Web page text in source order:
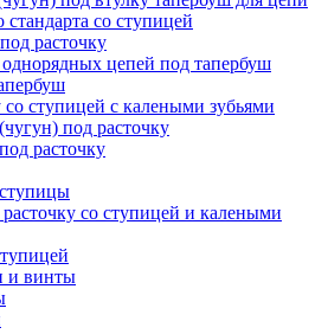
стандарта со ступицей
расточку
цепей под тапербуш
со ступицей с калеными зубьями
под расточку
расточку
со ступицей и калеными
и винты